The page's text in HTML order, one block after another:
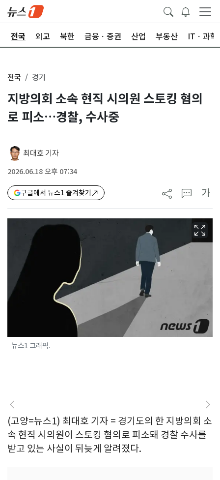
전국 외교 북한 금융ㆍ증권 산업 부동산 ITㆍ과학
전국 경기
지방의회 소속 현직 시의원 스토킹 혐의
로 피소…경찰, 수사중
최대호 기자
2026.06.18 오후 07:34
구글에서 뉴스1 즐겨찾기 가
뉴스1 그래픽.
(고양=뉴스1) 최대호 기자 = 경기도의 한 지방의회 소
속 현직 시의원이 스토킹 혐의로 피소돼 경찰 수사를
받고 있는 사실이 뒤늦게 알려졌다.